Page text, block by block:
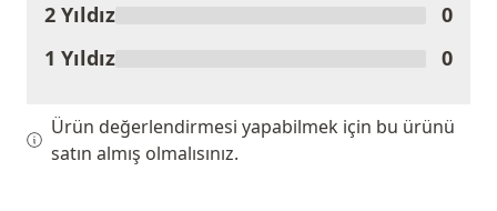
2 Yıldız
0
1 Yıldız
0
Ürün değerlendirmesi yapabilmek için bu ürünü
satın almış olmalısınız.